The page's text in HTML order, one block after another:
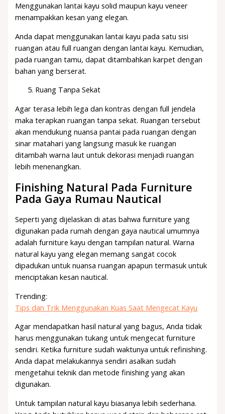
Menggunakan lantai kayu solid maupun kayu veneer
menampakkan kesan yang elegan.
Anda dapat menggunakan lantai kayu pada satu sisi
ruangan atau full ruangan dengan lantai kayu. Kemudian,
pada ruangan tamu, dapat ditambahkan karpet dengan
bahan yang berserat.
Ruang Tanpa Sekat
Agar terasa lebih lega dan kontras dengan full jendela
maka terapkan ruangan tanpa sekat. Ruangan tersebut
akan mendukung nuansa pantai pada ruangan dengan
sinar matahari yang langsung masuk ke ruangan
ditambah warna laut untuk dekorasi menjadi ruangan
lebih menenangkan.
Finishing Natural Pada Furniture
Pada Gaya Rumau Nautical
Seperti yang dijelaskan di atas bahwa furniture yang
digunakan pada rumah dengan gaya nautical umumnya
adalah furniture kayu dengan tampilan natural. Warna
natural kayu yang elegan memang sangat cocok
dipadukan untuk nuansa ruangan apapun termasuk untuk
menciptakan kesan nautical.
Trending:
Tips dan Trik Menggunakan Kuas Saat Mengecat Kayu
Agar mendapatkan hasil natural yang bagus, Anda tidak
harus menggunakan tukang untuk mengecat furniture
sendiri. Ketika furniture sudah waktunya untuk refinishing.
Anda dapat melakukannya sendiri asalkan sudah
mengetahui teknik dan metode finishing yang akan
digunakan.
Untuk tampilan natural kayu biasanya lebih sederhana.